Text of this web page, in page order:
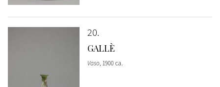
20
GALLÈ
Vaso, 1900 ca.